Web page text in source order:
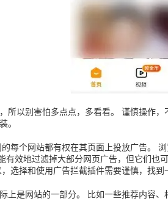
所以别害怕多点点，多看看。 谨慎操作
。
每个网站都有权在其页面上投放广告。
效地过滤掉大部分网页广告，但它们也
选择和使用广告拦截插件需要谨慎，找
上是网站的一部分。 比如一些推荐内容